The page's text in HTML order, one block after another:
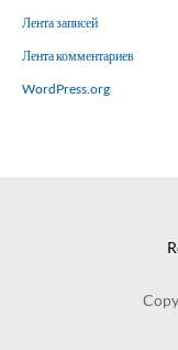
Лента записей
Лента комментариев
WordPress.org